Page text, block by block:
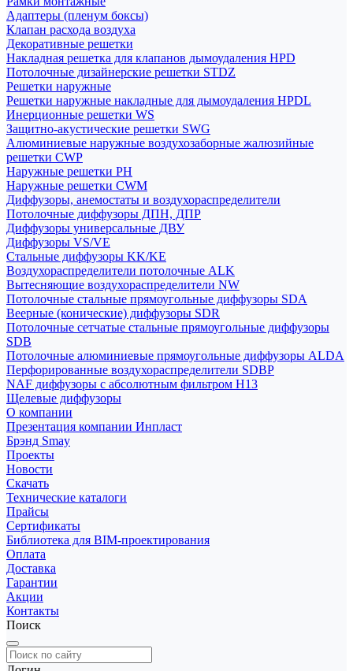
Адаптеры (пленум боксы)
Клапан расхода воздуха
Декоративные решетки
Накладная решетка для клапанов дымоудаления HPD
Потолочные дизайнерские решетки STDZ
Решетки наружные
Решетки наружные накладные для дымоудаления HPDL
Инерционные решетки WS
Защитно-акустические решетки SWG
Алюминиевые наружные воздухозаборные жалюзийные
решетки CWP
Наружные решетки РН
Наружные решетки CWM
Диффузоры, анемостаты и воздухораспределители
Потолочные диффузоры ДПН, ДПР
Диффузоры универсальные ДВУ
Диффузоры VS/VE
Стальные диффузоры KK/KE
Воздухораспределители потолочные ALK
Вытесняющие воздухораспределители NW
Потолочные стальные прямоугольные диффузоры SDA
Веерные (конические) диффузоры SDR
Потолочные сетчатые стальные прямоугольные диффузоры
SDB
Потолочные алюминиевые прямоугольные диффузоры ALDA
Перфорированные воздухораспределители SDBP
NAF диффузоры с абсолютным фильтром Н13
Щелевые диффузоры
О компании
Презентация компании Инпласт
Брэнд Smay
Проекты
Новости
Скачать
Технические каталоги
Прайсы
Сертификаты
Библиотека для BIM-проектирования
Оплата
Доставка
Гарантии
Акции
Контакты
Поиск